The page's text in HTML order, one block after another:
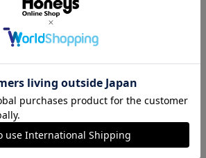
ィネートに加えると、スパイスになり
参考になった
【投稿日：2026.6.30】